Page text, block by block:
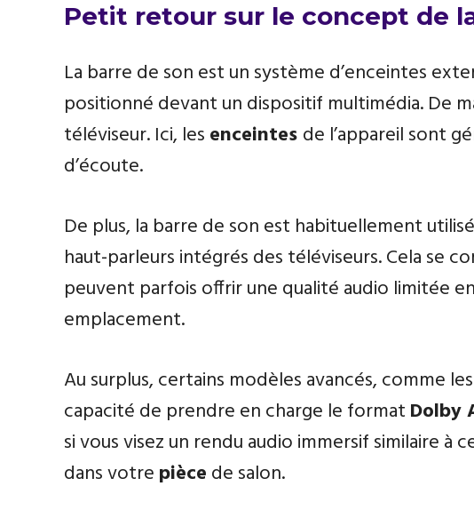
Petit retour sur le concept de
La barre de son est un système d’enceintes
positionné devant un dispositif multimédia. De
téléviseur. Ici, les enceintes de l’appareil sont
d’écoute.
De plus, la barre de son est habituellement
haut-parleurs intégrés des téléviseurs. Cela se
peuvent parfois offrir une qualité audio limitée
emplacement.
Au surplus, certains modèles avancés, comme
capacité de prendre en charge le format Dolby
si vous visez un rendu audio immersif similaire à
dans votre pièce de salon.